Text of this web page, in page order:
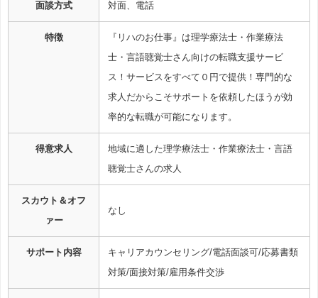
面談方式 対面、電話
特徴 『リハのお仕事』は理学療法士・作業療法
士・言語聴覚士さん向けの転職支援サービ
ス！サービスをすべて０円で提供！専門的な
求人だからこそサポートを依頼したほうが効
率的な転職が可能になります。
得意求人 地域に適した理学療法士・作業療法士・言語
聴覚士さんの求人
スカウト＆オフ
ァー
なし
サポート内容 キャリアカウンセリング/電話面談可/応募書類
対策/面接対策/雇用条件交渉